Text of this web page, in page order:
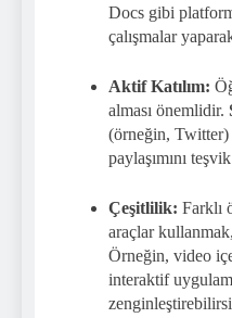
Docs gibi
çalışmalar
Aktif Katılım:
alması önemlidir.
(örneğin, Twitter)
paylaşımını
Çeşitlilik: Farklı
araçlar
Örneğin, video
interaktif